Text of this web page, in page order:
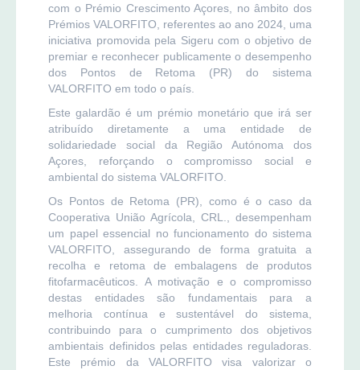
com o Prémio Crescimento Açores, no âmbito dos
Prémios VALORFITO, referentes ao ano 2024, uma
iniciativa promovida pela Sigeru com o objetivo de
premiar e reconhecer publicamente o desempenho
dos Pontos de Retoma (PR) do sistema
VALORFITO em todo o país.
Este galardão é um prémio monetário que irá ser
atribuído diretamente a uma entidade de
solidariedade social da Região Autónoma dos
Açores, reforçando o compromisso social e
ambiental do sistema VALORFITO.
Os Pontos de Retoma (PR), como é o caso da
Cooperativa União Agrícola, CRL., desempenham
um papel essencial no funcionamento do sistema
VALORFITO, assegurando de forma gratuita a
recolha e retoma de embalagens de produtos
fitofarmacêuticos. A motivação e o compromisso
destas entidades são fundamentais para a
melhoria contínua e sustentável do sistema,
contribuindo para o cumprimento dos objetivos
ambientais definidos pelas entidades reguladoras.
Este prémio da VALORFITO visa valorizar o